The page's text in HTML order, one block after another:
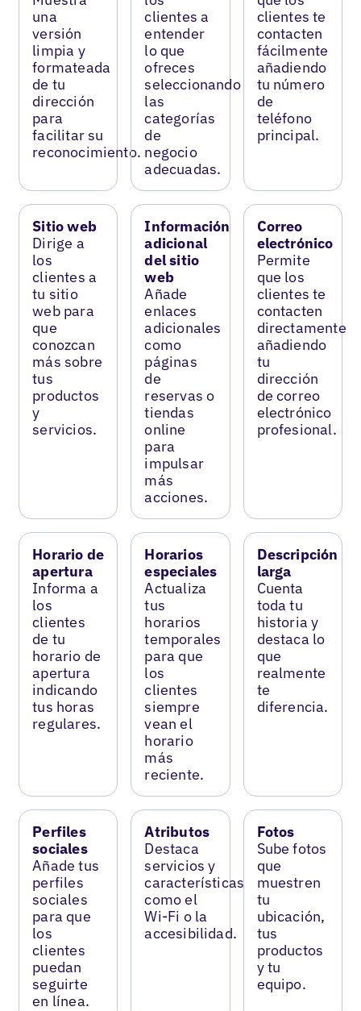
una
versión
limpia y
formateada
de tu
dirección
para
facilitar su
reconocimiento.
clientes a
entender
lo que
ofreces
seleccionando
las
categorías
de
negocio
adecuadas.
clientes te
contacten
fácilmente
añadiendo
tu número
de
teléfono
principal.
Sitio web
Dirige a
los
clientes a
tu sitio
web para
que
conozcan
más sobre
tus
productos
y
servicios.
Información
adicional
del sitio
web
Añade
enlaces
adicionales
como
páginas
de
reservas o
tiendas
online
para
impulsar
más
acciones.
Correo
electrónico
Permite
que los
clientes te
contacten
directamente
añadiendo
tu
dirección
de correo
electrónico
profesional.
Horario de
apertura
Informa a
los
clientes
de tu
horario de
apertura
indicando
tus horas
regulares.
Horarios
especiales
Actualiza
tus
horarios
temporales
para que
los
clientes
siempre
vean el
horario
más
reciente.
Descripción
larga
Cuenta
toda tu
historia y
destaca lo
que
realmente
te
diferencia.
Perfiles
sociales
Añade tus
perfiles
sociales
para que
los
clientes
puedan
seguirte
en línea.
Atributos
Destaca
servicios y
características
como el
Wi-Fi o la
accesibilidad.
Fotos
Sube fotos
que
muestren
tu
ubicación,
tus
productos
y tu
equipo.